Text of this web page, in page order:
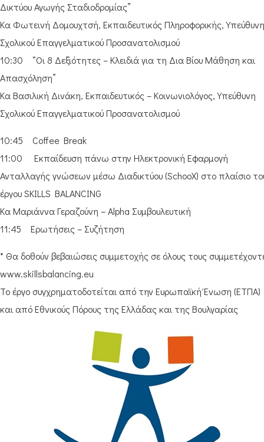
Δικτύου Αγωγής Σταδιοδρομίας”
Κα Φωτεινή Δομουχτσή, Εκπαιδευτικός Πληροφορικής, Υπεύθυνη
Σχολικού Επαγγελματικού Προσανατολισμού
10:30 “Οι 8 Δεξιότητες – Κλειδιά για τη Δια Βίου Μάθηση και
Απασχόληση”
Κα Βασιλική Δινάκη, Εκπαιδευτικός – Κοινωνιολόγος, Υπεύθυνη
Σχολικού Επαγγελματικού Προσανατολισμού
10:45 Coffee Break
11:00 Εκπαίδευση πάνω στην Ηλεκτρονική Εφαρμογή
Ανταλλαγής γνώσεων μέσω Διαδικτύου (SchooX) στο πλαίσιο
έργου SKILLS BALANCING
Κα Μαριάννα Γεραζούνη – Alpha Συμβουλευτική
11:45 Ερωτήσεις – Συζήτηση
* Θα δοθούν βεβαιώσεις συμμετοχής σε όλους τους
www.skillsbalancing.eu
Το έργο συγχρηματοδοτείται από την Ευρωπαϊκή Ένωση (ΕΤΠΑ)
και από Εθνικούς Πόρους της Ελλάδας και της Βουλγαρίας